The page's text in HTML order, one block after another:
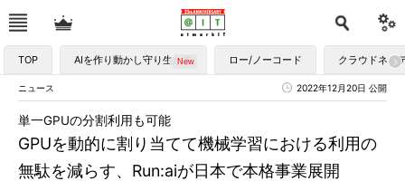
TOP AIを作り動かし守り生かす ロー/ノーコード クラウドネイ
ニュース 2022年12月20日 公開
GPUを動的に割り当てて機械学習における利用の
無駄を減らす、Run:aiが日本で本格事業展開
単一GPUの分割利用も可能